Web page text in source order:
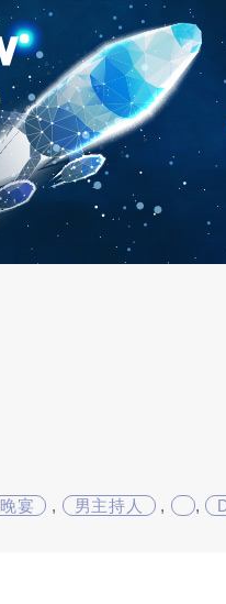
SHOWOW
晚宴 , 男主持人 , ,